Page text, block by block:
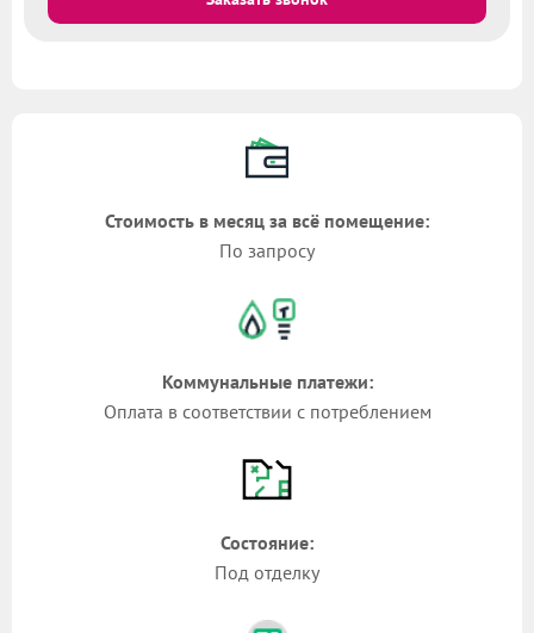
Стоимость в месяц за всё помещение:
По запросу
Коммунальные платежи:
Оплата в соответствии с потреблением
Состояние:
Под отделку